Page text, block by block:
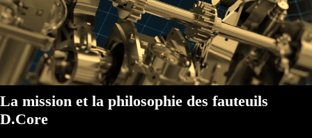
La mission et la philosophie des fauteuils
D.Core